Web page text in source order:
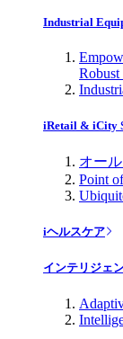
Industrial
iRetail & iCity
オー
Point
iヘルスケア
インテリジェ